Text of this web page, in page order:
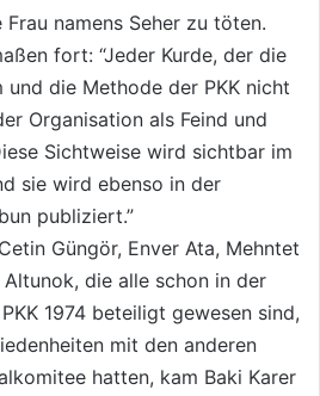
namens Seher zu töten.
fort: “Jeder Kurde, der die
und die Methode der PKK nicht
Organisation als Feind und
Sichtweise wird sichtbar im
sie wird ebenso in der
publiziert.”
Güngör, Enver Ata, Mehntet
Altunok, die alle schon in der
1974 beteiligt gewesen sind,
mit den anderen
hatten, kam Baki Karer